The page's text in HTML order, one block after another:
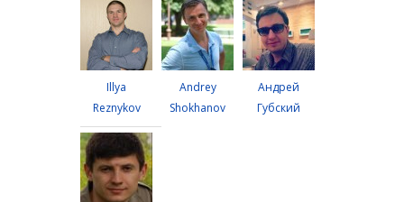
Illya
Reznykov
Andrey
Shokhanov
Андрей
Губский